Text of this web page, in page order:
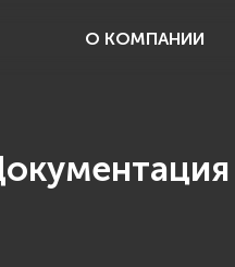
О КОМПАНИИ